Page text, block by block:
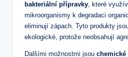
bakteriální přípravky, které
mikroorganismy k degradaci
eliminují zápach. Tyto produkty
ekologické, protože neobsahují
Dalšími možnostmi jsou chemické